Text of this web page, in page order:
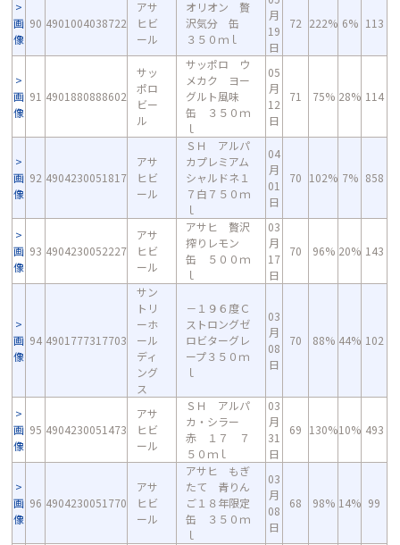
画
像
90 4901004038722
アサ
ヒビ
ール
オリオン 贅
沢気分 缶
３５０ｍｌ
月
19
日
72 222% 6% 113
画
像
91 4901880888602
サッ
ポロ
ビー
ル
サッポロ ウ
メカク ヨー
グルト風味
缶 ３５０ｍ
ｌ
05
月
12
日
71 75% 28% 114
画
像
92 4904230051817
アサ
ヒビ
ール
ＳＨ アルパ
カプレミアム
シャルドネ１
７白７５０ｍ
ｌ
04
月
01
日
70 102% 7% 858
画
像
93 4904230052227
アサ
ヒビ
ール
アサヒ 贅沢
搾りレモン
缶 ５００ｍ
ｌ
03
月
17
日
70 96% 20% 143
画
像
94 4901777317703
サン
トリ
ーホ
ール
ディ
ング
ス
－１９６度Ｃ
ストロングゼ
ロビターグレ
ープ３５０ｍ
ｌ
03
月
08
日
70 88% 44% 102
画
像
95 4904230051473
アサ
ヒビ
ール
ＳＨ アルパ
カ・シラー
赤 １７ ７
５０ｍｌ
03
月
31
日
69 130%10% 493
画
像
96 4904230051770
アサ
ヒビ
ール
アサヒ もぎ
たて 青りん
ご１８年限定
缶 ３５０ｍ
ｌ
03
月
08
日
68 98% 14% 99